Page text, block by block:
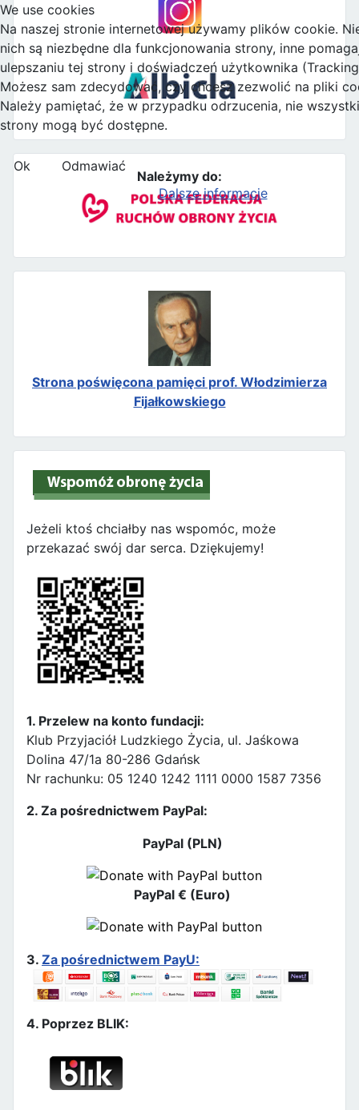
Należymy do:
Strona poświęcona pamięci prof. Włodzimierza
Fijałkowskiego
Jeżeli ktoś chciałby nas wspomóc, może
przekazać swój dar serca. Dziękujemy!
1. Przelew na konto fundacji:
Klub Przyjaciół Ludzkiego Życia, ul. Jaśkowa
Dolina 47/1a 80-286 Gdańsk
Nr rachunku: 05 1240 1242 1111 0000 1587 7356
2. Za pośrednictwem PayPal:
PayPal (PLN)
PayPal € (Euro)
3. Za pośrednictwem PayU:
4. Poprzez BLIK:
We use cookies
Na naszej stronie internetowej używamy plików cookie.
nich są niezbędne dla funkcjonowania strony, inne
ulepszaniu tej strony i doświadczeń użytkownika
Możesz sam zdecydować, czy chcesz zezwolić na pliki
Należy pamiętać, że w przypadku odrzucenia, nie
strony mogą być dostępne.
Ok
Odmawiać
Dalsze informacje